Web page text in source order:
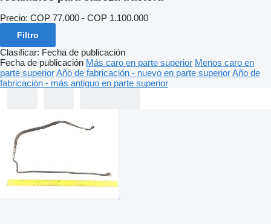
Precio: COP 77.000 - COP 1.100.000
Filtro
Clasificar: Fecha de publicación
Fecha de publicación Más caro en parte superior Menos caro en
parte superiorAño de fabricación - nuevo en parte superiorAño de
fabricación - más antiguo en parte superior